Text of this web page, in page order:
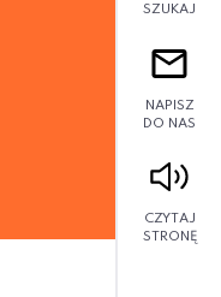
SZUKAJ
NAPISZ
DO NAS
CZYTAJ
STRONĘ